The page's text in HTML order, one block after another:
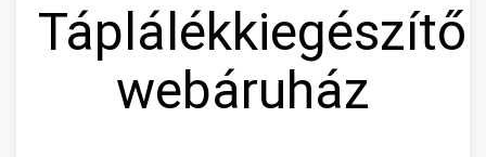
Táplálékkiegészítő
webáruház